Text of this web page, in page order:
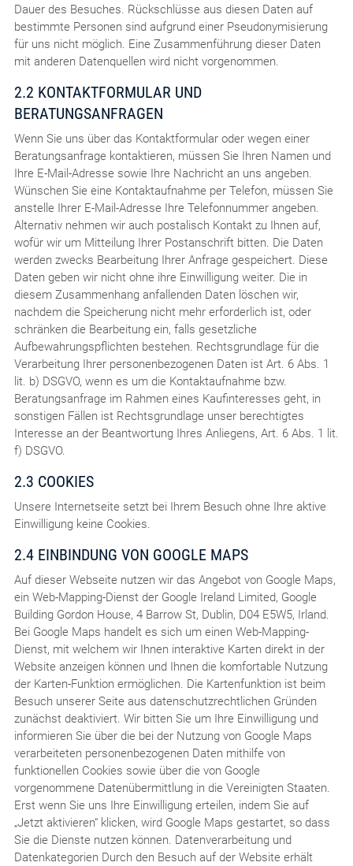
Dauer des Besuches. Rückschlüsse aus diesen Daten auf
bestimmte Personen sind aufgrund einer Pseudonymisierung
für uns nicht möglich. Eine Zusammenführung dieser Daten
mit anderen Datenquellen wird nicht vorgenommen.
2.2 KONTAKTFORMULAR UND
BERATUNGSANFRAGEN
Wenn Sie uns über das Kontaktformular oder wegen einer
Beratungsanfrage kontaktieren, müssen Sie Ihren Namen und
Ihre E-Mail-Adresse sowie Ihre Nachricht an uns angeben.
Wünschen Sie eine Kontaktaufnahme per Telefon, müssen Sie
anstelle Ihrer E-Mail-Adresse Ihre Telefonnummer angeben.
Alternativ nehmen wir auch postalisch Kontakt zu Ihnen auf,
wofür wir um Mitteilung Ihrer Postanschrift bitten. Die Daten
werden zwecks Bearbeitung Ihrer Anfrage gespeichert. Diese
Daten geben wir nicht ohne ihre Einwilligung weiter. Die in
diesem Zusammenhang anfallenden Daten löschen wir,
nachdem die Speicherung nicht mehr erforderlich ist, oder
schränken die Bearbeitung ein, falls gesetzliche
Aufbewahrungspflichten bestehen. Rechtsgrundlage für die
Verarbeitung Ihrer personenbezogenen Daten ist Art. 6 Abs. 1
lit. b) DSGVO, wenn es um die Kontaktaufnahme bzw.
Beratungsanfrage im Rahmen eines Kaufinteresses geht, in
sonstigen Fällen ist Rechtsgrundlage unser berechtigtes
Interesse an der Beantwortung Ihres Anliegens, Art. 6 Abs. 1 lit.
f) DSGVO.
2.3 COOKIES
Unsere Internetseite setzt bei Ihrem Besuch ohne Ihre aktive
Einwilligung keine Cookies.
2.4 EINBINDUNG VON GOOGLE MAPS
Auf dieser Webseite nutzen wir das Angebot von Google Maps,
ein Web-Mapping-Dienst der Google Ireland Limited, Google
Building Gordon House, 4 Barrow St, Dublin, D04 E5W5, Irland.
Bei Google Maps handelt es sich um einen Web-Mapping-
Dienst, mit welchem wir Ihnen interaktive Karten direkt in der
Website anzeigen können und Ihnen die komfortable Nutzung
der Karten-Funktion ermöglichen. Die Kartenfunktion ist beim
Besuch unserer Seite aus datenschutzrechtlichen Gründen
zunächst deaktiviert. Wir bitten Sie um Ihre Einwilligung und
informieren Sie über die bei der Nutzung von Google Maps
verarbeiteten personenbezogenen Daten mithilfe von
funktionellen Cookies sowie über die von Google
vorgenommene Datenübermittlung in die Vereinigten Staaten.
Erst wenn Sie uns Ihre Einwilligung erteilen, indem Sie auf
„Jetzt aktivieren“ klicken, wird Google Maps gestartet, so dass
Sie die Dienste nutzen können. Datenverarbeitung und
Datenkategorien Durch den Besuch auf der Website erhält